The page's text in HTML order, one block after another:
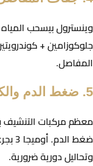
وينسترول بيسحب
جلوكوزامين +
المفاصل.
5. ضغط الدم والكوليسترول
معظم مركبات التنشيف
وتحاليل دورية ضرورية.